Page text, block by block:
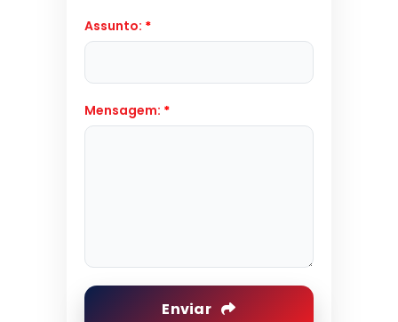
Assunto: *
Mensagem: *
Enviar